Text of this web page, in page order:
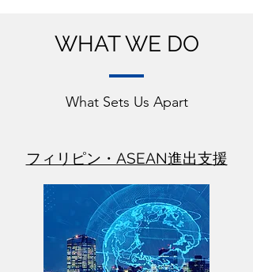
WHAT WE DO
What Sets Us Apart
フィリピン・ASEAN進出支援